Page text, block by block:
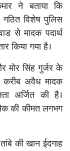
ने बताया कि
गठित विशेष पुलिस
से मादक पदार्थ
किया गया है।
मोर सिंह गुर्जर के
अवैध मादक
अर्जित की है।
की कीमत लगभग
की खान ईदगाह